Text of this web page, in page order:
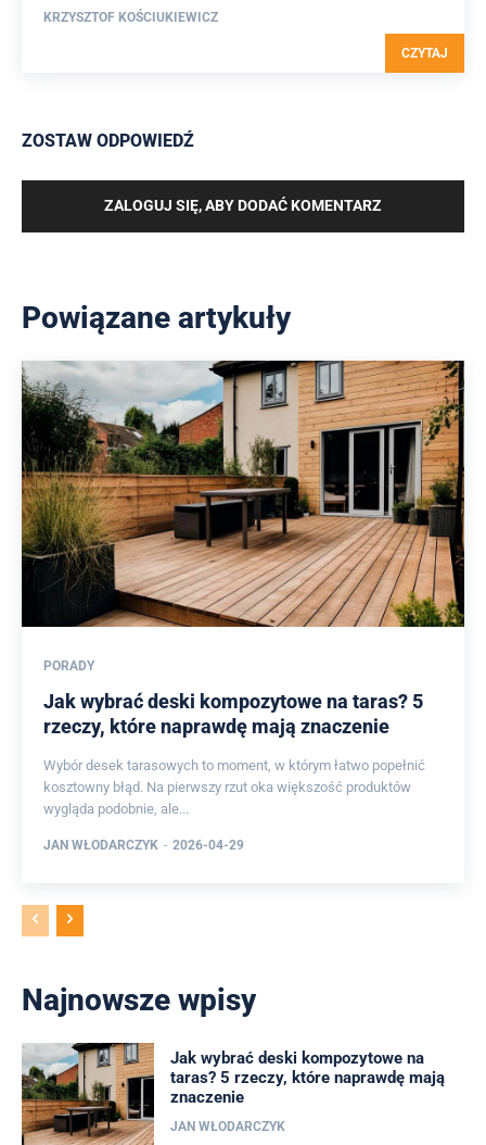
KRZYSZTOF KOŚCIUKIEWICZ
CZYTAJ
ZOSTAW ODPOWIEDŹ
ZALOGUJ SIĘ, ABY DODAĆ KOMENTARZ
Powiązane artykuły
PORADY
Jak wybrać deski kompozytowe na taras? 5
rzeczy, które naprawdę mają znaczenie
Wybór desek tarasowych to moment, w którym łatwo popełnić
kosztowny błąd. Na pierwszy rzut oka większość produktów
wygląda podobnie, ale...
JAN WŁODARCZYK - 2026-04-29
Najnowsze wpisy
Jak wybrać deski kompozytowe na
taras? 5 rzeczy, które naprawdę mają
znaczenie
JAN WŁODARCZYK